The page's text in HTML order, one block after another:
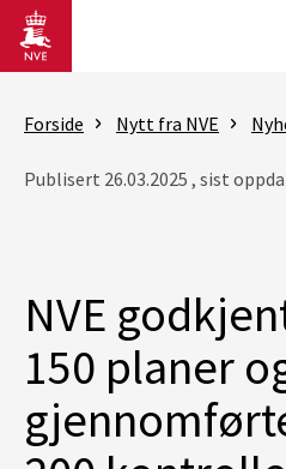
Gå til hovedinnhold
Forside Nytt fra NVE
Publisert 26.03.2025 , sist
NVE
150 planer